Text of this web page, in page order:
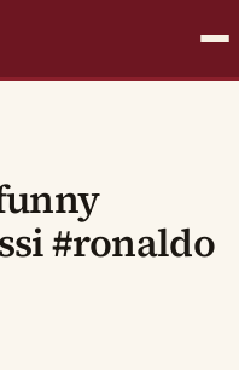
#ronaldo